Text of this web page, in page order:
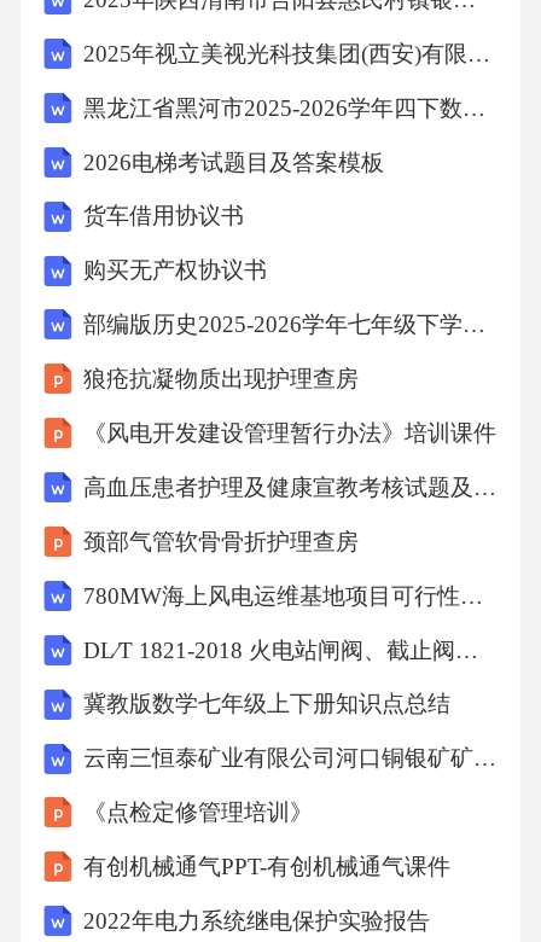
2025年视立美视光科技集团(西安)有限公司招聘笔试历年难易错考点试卷带答案解析
黑龙江省黑河市2025-2026学年四下数学期中达标检测试题（含答案解析）
2026电梯考试题目及答案模板
货车借用协议书
购买无产权协议书
部编版历史2025-2026学年七年级下学期期末调研卷（八）（含答案）
狼疮抗凝物质出现护理查房
《风电开发建设管理暂行办法》培训课件
高血压患者护理及健康宣教考核试题及答案解析
颈部气管软骨骨折护理查房
780MW海上风电运维基地项目可行性研究报告
DL∕T 1821-2018 火电站闸阀、截止阀检修导则
冀教版数学七年级上下册知识点总结
云南三恒泰矿业有限公司河口铜银矿矿山地质环境保护与土地复垦方案
《点检定修管理培训》
有创机械通气PPT-有创机械通气课件
2022年电力系统继电保护实验报告